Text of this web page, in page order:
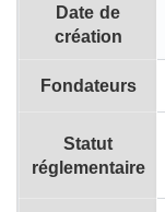
Date de
création
Fondateurs
Statut
réglementaire